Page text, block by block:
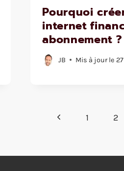
Pourquoi
internet
abonnement ?
JB Mis à jour le
Page
1 2